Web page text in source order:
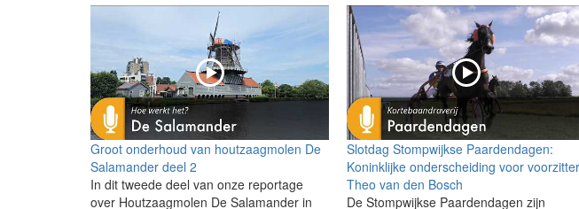
Groot onderhoud van houtzaagmolen De
Salamander deel 2
In dit tweede deel van onze reportage
over Houtzaagmolen De Salamander in
Slotdag Stompwijkse Paardendagen:
Koninklijke onderscheiding voor voorzitter
Theo van den Bosch
De Stompwijkse Paardendagen zijn